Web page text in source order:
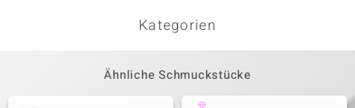
Kategorien
Ähnliche Schmuckstücke